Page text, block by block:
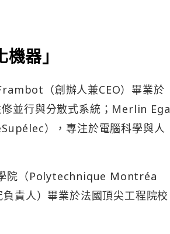
器」
（創辦人兼CEO）畢業於
並行與分散式系統；Merlin Ega
），專注於電腦科學與人
院（Polytechnique Montréa
責人）畢業於法國頂尖工程院校